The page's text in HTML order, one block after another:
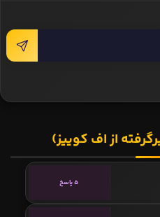
از اف کوییز)
5 پاسخ